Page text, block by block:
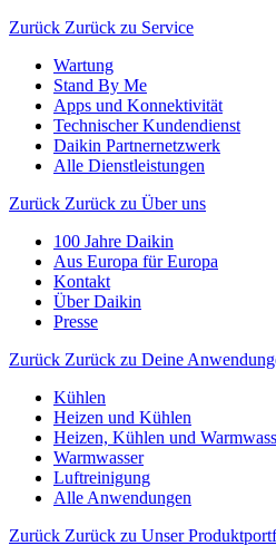
Zurück Zurück zu Service
Wartung
Stand By Me
Apps und Konnektivität
Technischer Kundendienst
Daikin Partnernetzwerk
Alle Dienstleistungen
Zurück Zurück zu Über uns
100 Jahre Daikin
Aus Europa für Europa
Kontakt
Über Daikin
Presse
Zurück Zurück zu Deine
Kühlen
Heizen und Kühlen
Heizen, Kühlen und
Warmwasser
Luftreinigung
Alle Anwendungen
Zurück Zurück zu Unser